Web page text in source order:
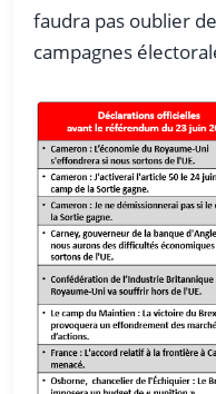
faudra pas oublier
campagnes